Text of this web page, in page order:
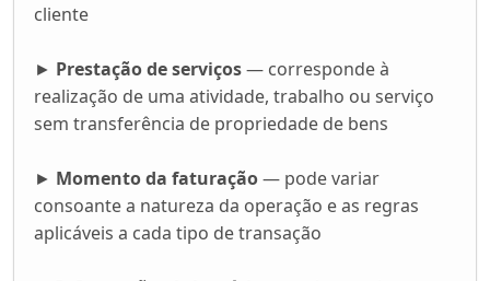
cliente
► Prestação de serviços— corresponde à
realização de uma atividade, trabalho ou serviço
sem transferência de propriedade de bens
► Momento da faturação— pode variar
consoante a natureza da operação e as regras
aplicáveis a cada tipo de transação